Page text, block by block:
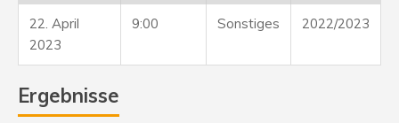
22. April
2023
9:00 Sonstiges 2022/2023
Ergebnisse